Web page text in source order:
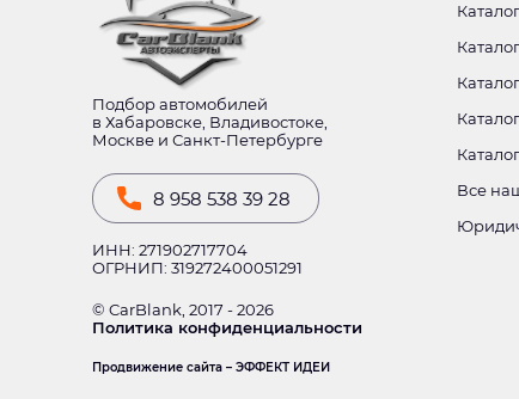
Подбор автомобилей
в Хабаровске, Владивостоке,
Москве и Санкт-Петербурге
8 958 538 39 28
ИНН: 271902717704
ОГРНИП: 319272400051291
© CarBlank, 2017 - 2026
Политика конфиденциальности
Продвижение сайта – ЭФФЕКТ ИДЕИ
Все